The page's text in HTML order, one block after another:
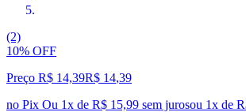
(2)
10% OFF
Preço R$ 14,39R$ 14,39
no Pix Ou 1x de R$ 15,99 sem jurosou 1x de